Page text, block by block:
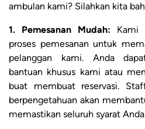
ambulan kami? Silahkan kita
1. Pemesanan Mudah: Kami
proses pemesanan untuk
pelanggan kami. Anda
bantuan khusus kami atau
buat membuat reservasi.
berpengetahuan akan
memastikan seluruh syarat